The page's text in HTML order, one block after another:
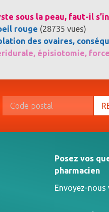
sous la peau, faut-il
rouge (28735 vues)
des ovaires,
épisiotomie,
Posez vos
pharmacien
Envoyez-